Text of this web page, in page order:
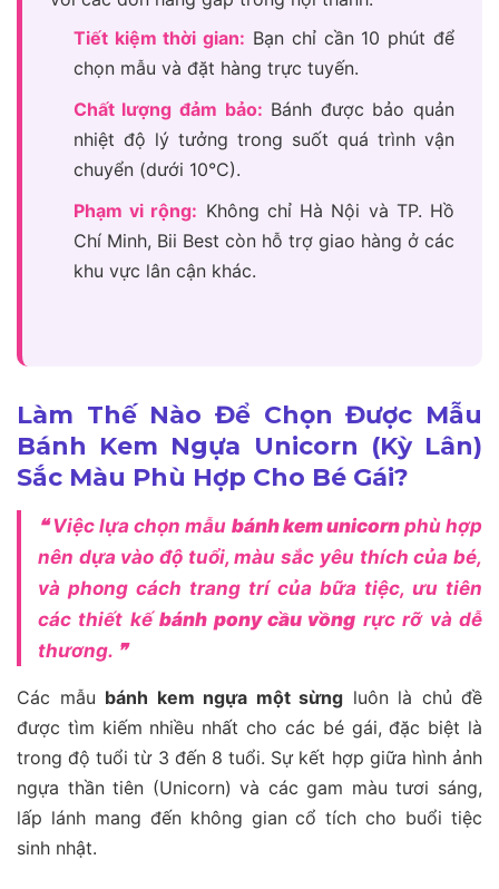
Tiết kiệm thời gian: Bạn chỉ cần 10 phút để
chọn mẫu và đặt hàng trực tuyến.
Chất lượng đảm bảo: Bánh được bảo quản
nhiệt độ lý tưởng trong suốt quá trình vận
chuyển (dưới 10°C).
Phạm vi rộng: Không chỉ Hà Nội và TP. Hồ
Chí Minh, Bii Best còn hỗ trợ giao hàng ở các
khu vực lân cận khác.
Làm Thế Nào Để Chọn Được Mẫu
Bánh Kem Ngựa Unicorn (Kỳ Lân)
Sắc Màu Phù Hợp Cho Bé Gái?
❝ Việc lựa chọn mẫu bánh kem unicornphù hợp
nên dựa vào độ tuổi, màu sắc yêu thích của bé,
và phong cách trang trí của bữa tiệc, ưu tiên
các thiết kếbánh pony cầu vồng rực rỡ và dễ
thương. ❞
Các mẫu bánh kem ngựa một sừng luôn là chủ đề
được tìm kiếm nhiều nhất cho các bé gái, đặc biệt là
trong độ tuổi từ 3 đến 8 tuổi. Sự kết hợp giữa hình ảnh
ngựa thần tiên (Unicorn) và các gam màu tươi sáng,
lấp lánh mang đến không gian cổ tích cho buổi tiệc
sinh nhật.